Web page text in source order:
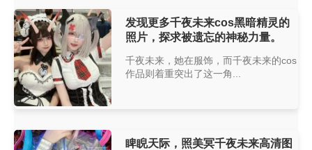
发现更多千夜未来cos黑暗精灵的
照片，探求被遗忘的神秘力量。
千夜未来，她在服饰，而千夜未来的cos
作品则着重突出了这一角...
睥睨天际，照美冥千夜未来高清图